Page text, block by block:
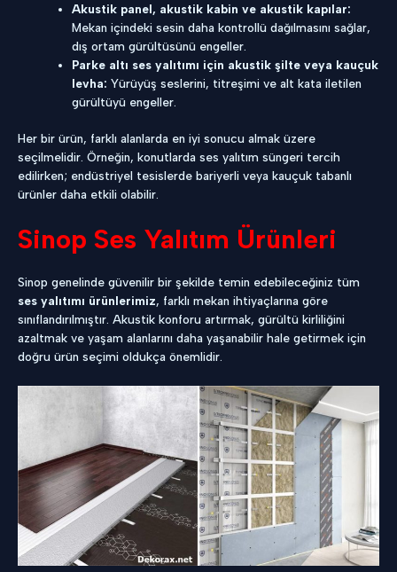
Akustik panel, akustik kabin ve akustik kapılar:
Mekan içindeki sesin daha kontrollü dağılmasını sağlar,
dış ortam gürültüsünü engeller.
Parke altı ses yalıtımı için akustik şilte veya kauçuk
levha: Yürüyüş seslerini, titreşimi ve alt kata iletilen
gürültüyü engeller.
Her bir ürün, farklı alanlarda en iyi sonucu almak üzere
seçilmelidir. Örneğin, konutlarda ses yalıtım süngeri tercih
edilirken; endüstriyel tesislerde bariyerli veya kauçuk tabanlı
ürünler daha etkili olabilir.
Sinop Ses Yalıtım Ürünleri
Sinop genelinde güvenilir bir şekilde temin edebileceğiniz tüm
ses yalıtımı ürünlerimiz, farklı mekan ihtiyaçlarına göre
sınıflandırılmıştır. Akustik konforu artırmak, gürültü kirliliğini
azaltmak ve yaşam alanlarını daha yaşanabilir hale getirmek için
doğru ürün seçimi oldukça önemlidir.